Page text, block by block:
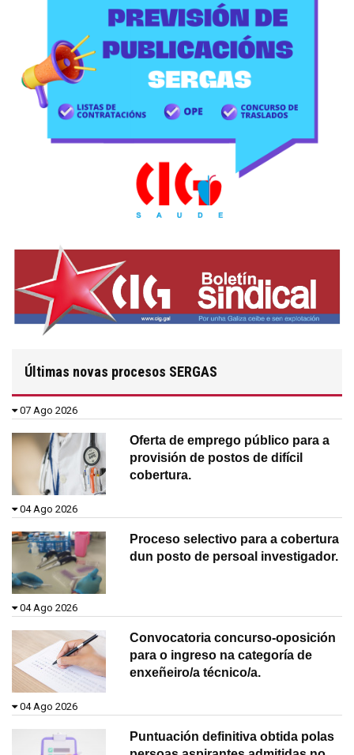
Últimas novas procesos SERGAS
07 Ago 2026
Oferta de emprego público para a
provisión de postos de difícil
cobertura.
04 Ago 2026
Proceso selectivo para a cobertura
dun posto de persoal investigador.
04 Ago 2026
Convocatoria concurso-oposición
para o ingreso na categoría de
enxeñeiro/a técnico/a.
04 Ago 2026
Puntuación definitiva obtida polas